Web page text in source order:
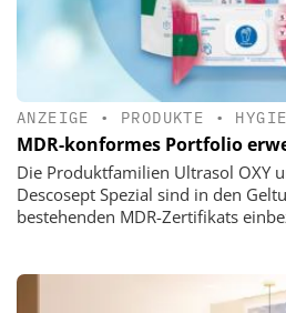
ANZEIGE • PRODUKTE •
MDR-konformes Portfolio
Die Produktfamilien Ultrasol OXY
Descosept Spezial sind in den
bestehenden MDR-Zertifikats